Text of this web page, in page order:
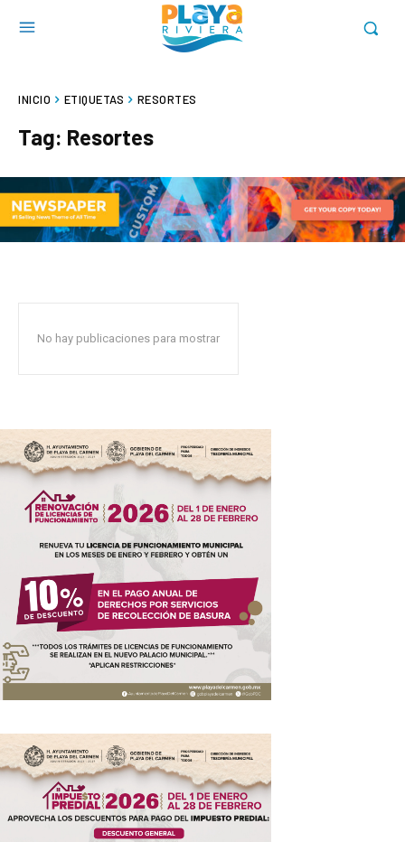
INICIO ETIQUETAS RESORTES
Tag: Resortes
No hay publicaciones para mostrar